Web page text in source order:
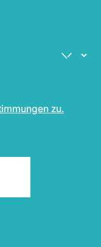
zu.
⇗